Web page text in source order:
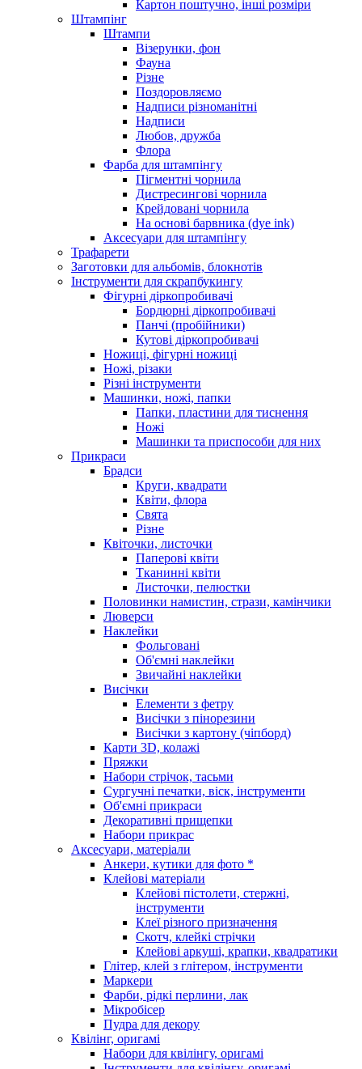
Картон поштучно, інші розміри
Штампінг
Штампи
Візерунки, фон
Фауна
Різне
Поздоровляємо
Надписи різноманітні
Надписи
Любов, дружба
Флора
Фарба для штампінгу
Пігментні чорнила
Дистресингові чорнила
Крейдовані чорнила
На основі барвника (dye ink)
Аксесуари для штампінгу
Трафарети
Заготовки для альбомів, блокнотів
Інструменти для скрапбукингу
Фігурні діркопробивачі
Бордюрні діркопробивачі
Панчі (пробійники)
Кутові діркопробивачі
Ножиці, фігурні ножиці
Ножі, різаки
Різні інструменти
Машинки, ножі, папки
Папки, пластини для тиснення
Ножі
Машинки та приспособи для них
Прикраси
Брадси
Круги, квадрати
Квіти, флора
Свята
Різне
Квіточки, листочки
Паперові квіти
Тканинні квіти
Листочки, пелюстки
Половинки намистин, стрази, камінчики
Люверси
Наклейки
Фольговані
Об'ємні наклейки
Звичайні наклейки
Висічки
Елементи з фетру
Висічки з пінорезини
Висічки з картону (чіпборд)
Карти 3D, колажі
Пряжки
Набори стрічок, тасьми
Сургучні печатки, віск, інструменти
Об'ємні прикраси
Декоративні прищепки
Набори прикрас
Аксесуари, матеріали
Анкери, кутики для фото *
Клейові матеріали
Клейові пістолети, стержні,
інструменти
Клеї різного призначення
Скотч, клейкі стрічки
Клейові аркуші, крапки, квадратики
Глітер, клей з глітером, інструменти
Маркери
Фарби, рідкі перлини, лак
Мікробісер
Пудра для декору
Квілінг, оригамі
Набори для квілінгу, оригамі